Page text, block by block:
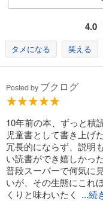
4.0
タメになる 笑える
Posted by ブクログ
10年前の本、ずっと積
児童書として書き上げ
冗長的にならず、説明
い読書ができ嬉しかった
普段スーパーで何気に
いが、その生態にこれ
くりと味わいたく
...続